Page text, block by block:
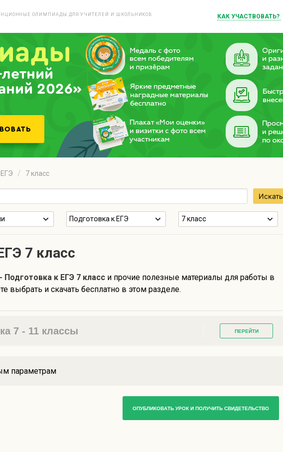
ОЛИМПИАДЫ ДЛЯ УЧИТЕЛЕЙ И ШКОЛЬНИКОВ КАК УЧАСТВОВАТЬ?
2026»
7 класс
Искать
Подготовка к ЕГЭ 7 класс
7 класс
Подготовка к ЕГЭ 7 класс и прочие полезные материалы для работы в
и скачать бесплатно в этом разделе.
7 - 11 классы ПЕРЕЙТИ
параметрам
ОПУБЛИКОВАТЬ УРОК И ПОЛУЧИТЬ СВИДЕТЕЛЬСТВО